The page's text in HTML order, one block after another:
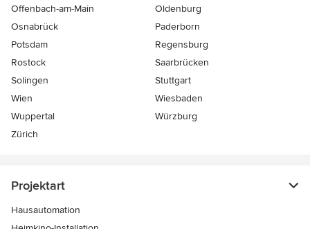
Offenbach-am-Main
Oldenburg
Osnabrück
Paderborn
Potsdam
Regensburg
Rostock
Saarbrücken
Solingen
Stuttgart
Wien
Wiesbaden
Wuppertal
Würzburg
Zürich
Projektart
Hausautomation